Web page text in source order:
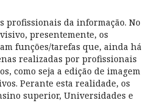
profissionais da informação. No
presentemente, os
funções/tarefas que, ainda há
realizadas por profissionais
como seja a edição de imagem
Perante esta realidade, os
superior, Universidades e